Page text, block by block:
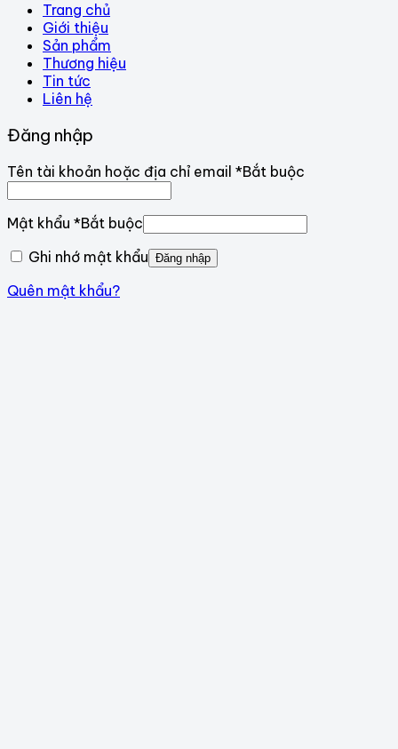
Trang chủ
Giới thiệu
Sản phẩm
Thương hiệu
Tin tức
Liên hệ
Đăng nhập
Tên tài khoản hoặc địa chỉ email *Bắt buộc
Mật khẩu *Bắt buộc
Ghi nhớ mật khẩu Đăng nhập
Quên mật khẩu?